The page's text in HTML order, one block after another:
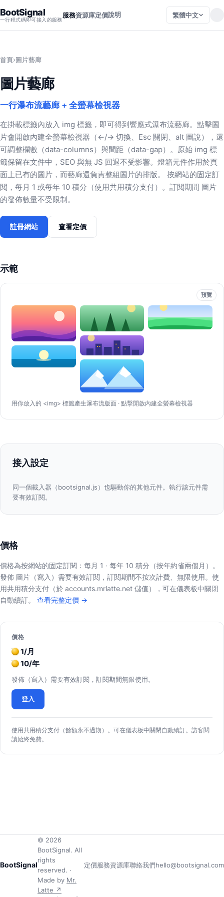
BootSignal
一行程式碼即可接入的服務
服務資源庫定價說明 繁體中文
首頁›圖片藝廊
圖片藝廊
一行瀑布流藝廊 + 全螢幕檢視器
在掛載標籤內放入 img 標籤，即可得到響應式瀑布流藝廊。點擊圖
片會開啟內建全螢幕檢視器（←/→ 切換、Esc 關閉、alt 圖說），還
可調整欄數（data-columns）與間距（data-gap）。原始 img 標
籤保留在文件中，SEO 與無 JS 回退不受影響。燈箱元件作用於頁
面上已有的圖片，而藝廊還負責整組圖片的排版。 按網站的固定訂
閱，每月 1 或每年 10 積分（使用共用積分支付）。訂閱期間 圖片
的發佈數量不受限制。
註冊網站 查看定價
示範
預覽
用你放入的 <img> 標籤產生瀑布流版面 · 點擊開啟內建全螢幕檢視器
接入設定
同一個載入器（bootsignal.js）也驅動你的其他元件。執行該元件需
要有效訂閱。
價格
價格為按網站的固定訂閱：每月 1 · 每年 10 積分（按年約省兩個月）。
發佈 圖片（寫入）需要有效訂閱，訂閱期間不按次計費、無限使用。使
用共用積分支付（於 accounts.mrlatte.net 儲值），可在儀表板中關閉
自動續訂。 查看完整定價 →
價格
1/月
10/年
發佈（寫入）需要有效訂閱，訂閱期間無限使用。
登入
使用共用積分支付（餘額永不過期）。可在儀表板中關閉自動續訂。訪客閱
讀始終免費。
BootSignal
© 2026
BootSignal. All
rights
reserved. ·
Made by Mr.
Latte ↗
定價服務資源庫聯絡我們hello@bootsignal.com